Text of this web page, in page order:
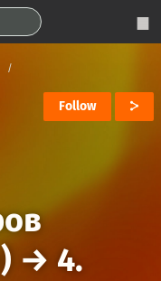
Follow
→ 4.